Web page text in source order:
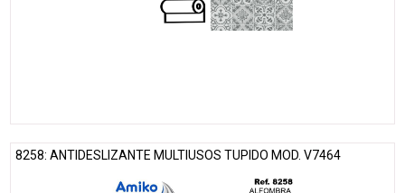
8258: ANTIDESLIZANTE MULTIUSOS TUPIDO MOD. V7464